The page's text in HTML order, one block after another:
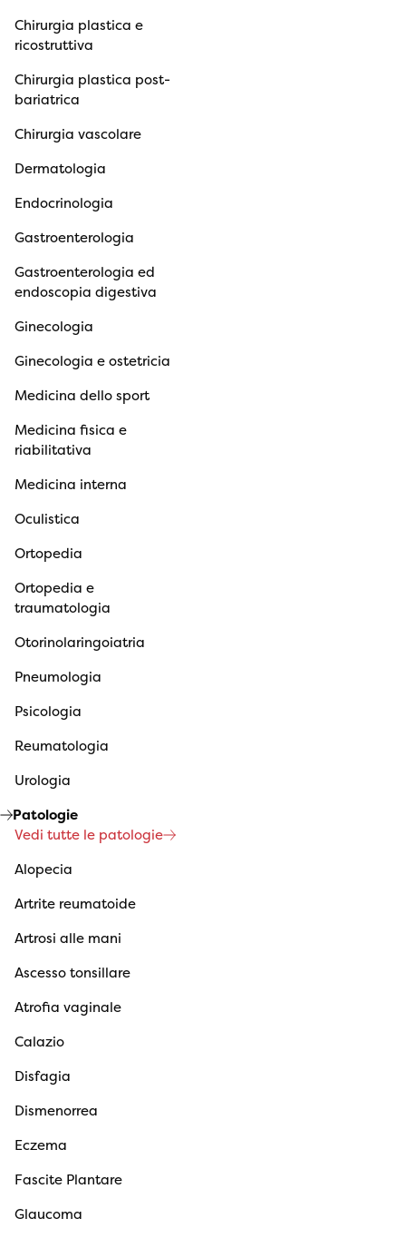
Chirurgia plastica e
ricostruttiva
Chirurgia plastica post-
bariatrica
Chirurgia vascolare
Dermatologia
Endocrinologia
Gastroenterologia
Gastroenterologia ed
endoscopia digestiva
Ginecologia
Ginecologia e ostetricia
Medicina dello sport
Medicina fisica e
riabilitativa
Medicina interna
Oculistica
Ortopedia
Ortopedia e
traumatologia
Otorinolaringoiatria
Pneumologia
Psicologia
Reumatologia
Urologia
Patologie
Vedi tutte le patologie
Alopecia
Artrite reumatoide
Artrosi alle mani
Ascesso tonsillare
Atrofia vaginale
Calazio
Disfagia
Dismenorrea
Eczema
Fascite Plantare
Glaucoma